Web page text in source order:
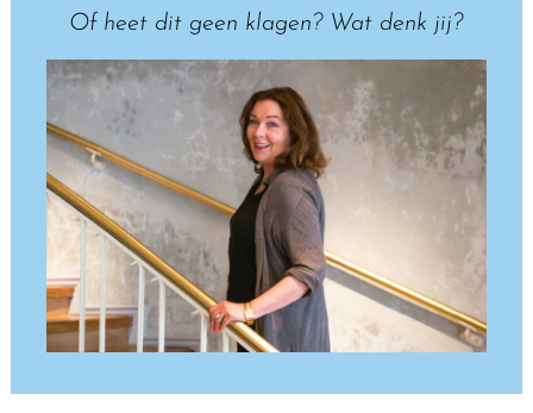
Of heet dit geen klagen? Wat denk jij?